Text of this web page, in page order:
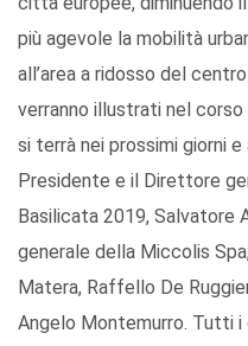
più agevole la mobilità
all’area a ridosso del
verranno illustrati nel
si terrà nei prossimi giorni
Presidente e il Direttore
Basilicata 2019, Salvatore
generale della Miccolis
Matera, Raffello De
Angelo Montemurro. Tutti